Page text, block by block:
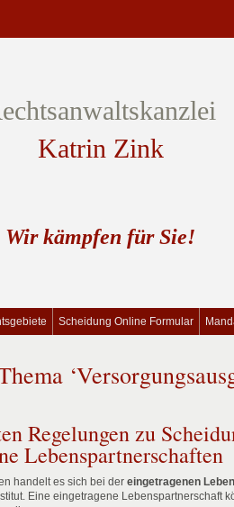
Katrin Zink
Wir kämpfen für Sie!
Scheidung Online Formular
Regelungen zu
Lebenspartnerschaften
handelt es sich bei der eingetragenen
Eine eingetragene Lebenspartnerschaft